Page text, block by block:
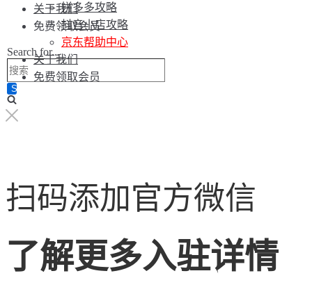
关于我们
免费领取会员
Search for...
拼多多攻略
抖音小店攻略
京东帮助中心
关于我们
免费领取会员
扫码添加官方微信
了解更多入驻详情